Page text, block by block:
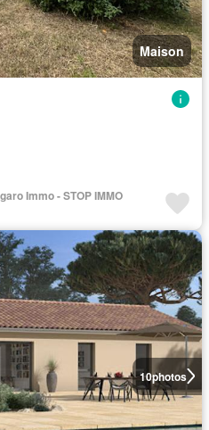
Maison
Immo - STOP IMMO
10photos